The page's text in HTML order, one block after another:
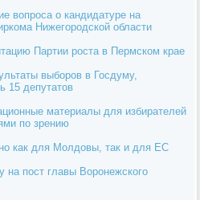
вопроса о кандидатуре на
Нижегородской области
Партии роста в Пермском крае
выборов в Госдуму,
15 депутатов
материалы для избирателей
по зрению
как для Молдовы, так и для ЕС
на пост главы Воронежского